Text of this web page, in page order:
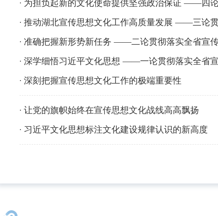
为担负起新的文化使命提供坚强政治保证 ——四
推动湖北宣传思想文化工作高质量发展 ——三论
准确把握新形势新任务 ——二论贯彻落实全省宣
深学细悟习近平文化思想 ——一论贯彻落实全省
深刻把握宣传思想文化工作的极端重要性
让党的旗帜始终在宣传思想文化战线高高飘扬
习近平文化思想标注文化建设规律认识的新高度